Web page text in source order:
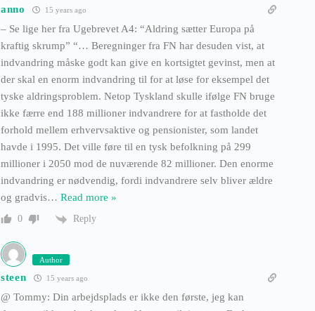
anno 15 years ago
– Se lige her fra Ugebrevet A4: “Aldring sætter Europa på
kraftig skrump” “… Beregninger fra FN har desuden vist, at
indvandring måske godt kan give en kortsigtet gevinst, men at
der skal en enorm indvandring til for at løse for eksempel det
tyske aldringsproblem. Netop Tyskland skulle ifølge FN bruge
ikke færre end 188 millioner indvandrere for at fastholde det
forhold mellem erhvervsaktive og pensionister, som landet
havde i 1995. Det ville føre til en tysk befolkning på 299
millioner i 2050 mod de nuværende 82 millioner. Den enorme
indvandring er nødvendig, fordi indvandrere selv bliver ældre
og gradvis… Read more »
0 Reply
Author
steen 15 years ago
@ Tommy: Din arbejdsplads er ikke den første, jeg kan